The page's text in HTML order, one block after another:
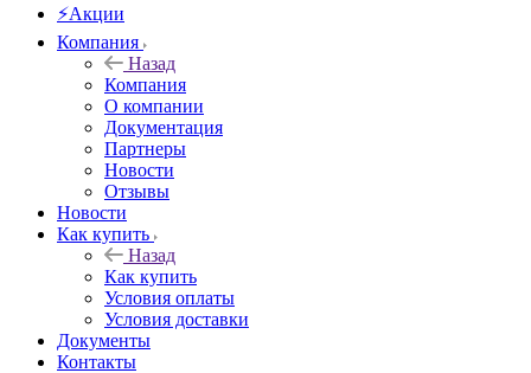
⚡Акции
Компания
Назад
Компания
О компании
Документация
Партнеры
Новости
Отзывы
Новости
Как купить
Назад
Как купить
Условия оплаты
Условия доставки
Документы
Контакты